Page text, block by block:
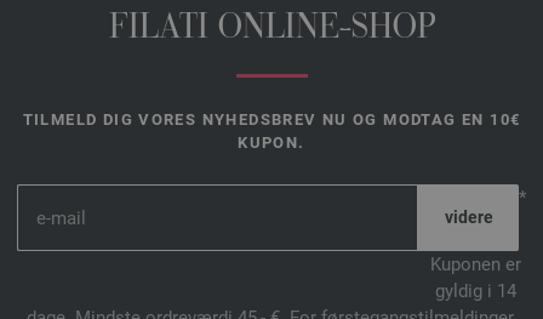
FILATI ONLINE-SHOP
TILMELD DIG VORES NYHEDSBREV NU OG MODTAG EN 10€
KUPON.
*
Kuponen er
gyldig i 14